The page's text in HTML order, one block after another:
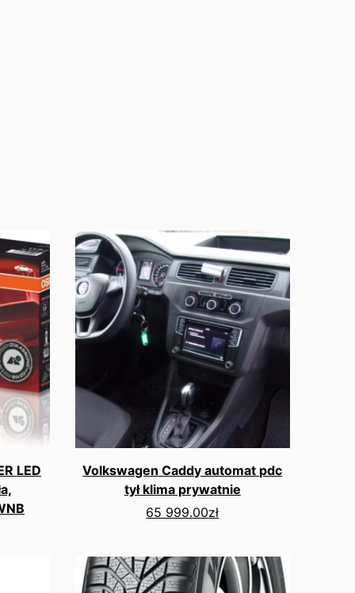
LED
Volkswagen Caddy automat pdc
tył klima prywatnie
65 999.00zł